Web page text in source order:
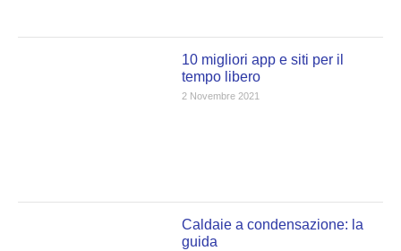
10 migliori app e siti per il
tempo libero
2 Novembre 2021
Caldaie a condensazione: la
guida